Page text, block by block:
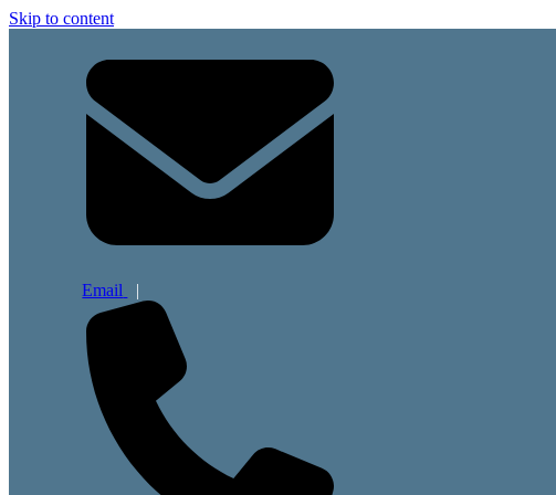
Skip to content
Email |